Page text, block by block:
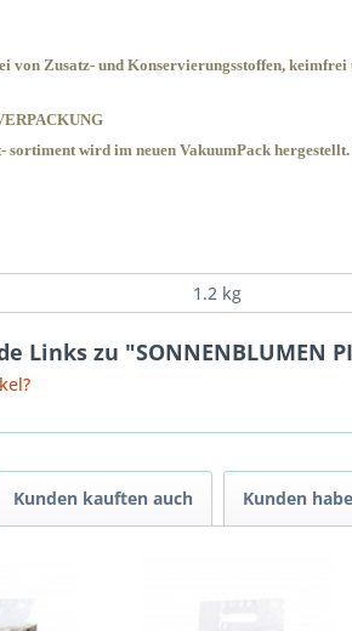
von Zusatz- und Konservierungsstoffen,
sortiment wird im neuen VakuumPack
1.2 kg
Links zu "SONNENBLUMEN
Kunden kauften auch Kunden